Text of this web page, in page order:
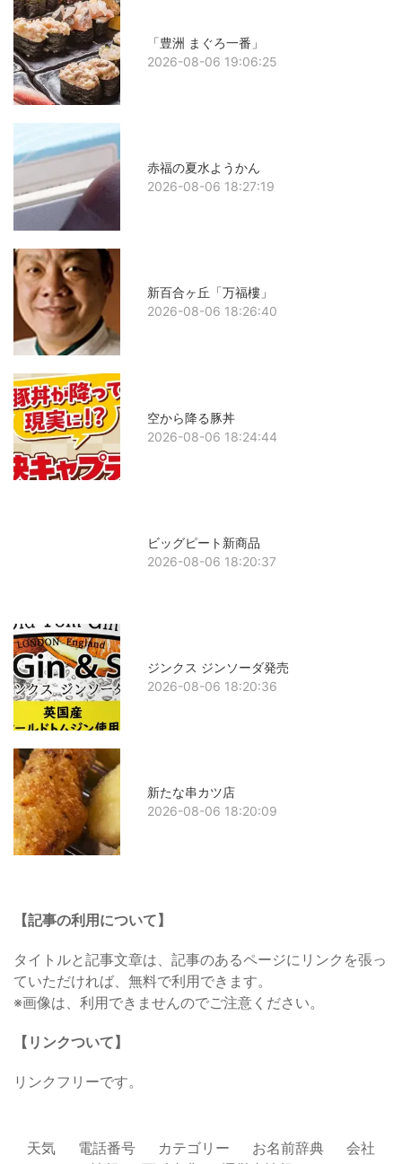
「豊洲 まぐろ一番」
2026-08-06 19:06:25
赤福の夏水ようかん
2026-08-06 18:27:19
新百合ヶ丘「万福樓」
2026-08-06 18:26:40
空から降る豚丼
2026-08-06 18:24:44
ビッグピート新商品
2026-08-06 18:20:37
ジンクス ジンソーダ発売
2026-08-06 18:20:36
新たな串カツ店
2026-08-06 18:20:09
【記事の利用について】
タイトルと記事文章は、記事のあるページにリンクを張っ
ていただければ、無料で利用できます。
※画像は、利用できませんのでご注意ください。
【リンクついて】
リンクフリーです。
天気 電話番号 カテゴリー お名前辞典
会社